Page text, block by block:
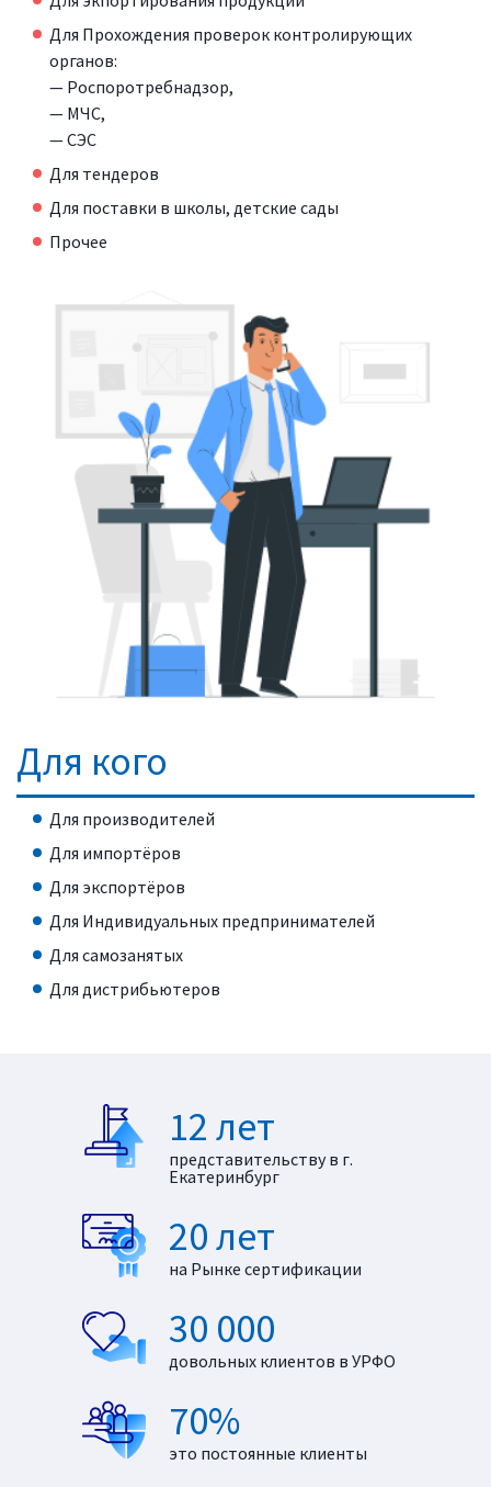
Для Прохождения проверок контролирующих
органов:
— Роспоротребнадзор,
— МЧС,
— СЭС
Для тендеров
Для поставки в школы, детские сады
Прочее
Для кого
Для производителей
Для импортёров
Для экспортёров
Для Индивидуальных предпринимателей
Для самозанятых
Для дистрибьютеров
12 лет
представительству в г.
Екатеринбург
20 лет
на Рынке сертификации
30 000
довольных клиентов в УРФО
70%
это постоянные клиенты